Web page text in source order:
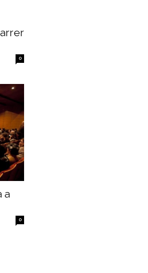
0
a
0